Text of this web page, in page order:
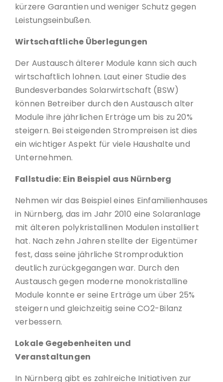
kürzere Garantien und weniger Schutz gegen
Leistungseinbußen.
Wirtschaftliche Überlegungen
Der Austausch älterer Module kann sich auch
wirtschaftlich lohnen. Laut einer Studie des
Bundesverbandes Solarwirtschaft (BSW)
können Betreiber durch den Austausch alter
Module ihre jährlichen Erträge um bis zu 20%
steigern. Bei steigenden Strompreisen ist dies
ein wichtiger Aspekt für viele Haushalte und
Unternehmen.
Fallstudie: Ein Beispiel aus Nürnberg
Nehmen wir das Beispiel eines Einfamilienhauses
in Nürnberg, das im Jahr 2010 eine Solaranlage
mit älteren polykristallinen Modulen installiert
hat. Nach zehn Jahren stellte der Eigentümer
fest, dass seine jährliche Stromproduktion
deutlich zurückgegangen war. Durch den
Austausch gegen moderne monokristalline
Module konnte er seine Erträge um über 25%
steigern und gleichzeitig seine CO2-Bilanz
verbessern.
Lokale Gegebenheiten und
Veranstaltungen
In Nürnberg gibt es zahlreiche Initiativen zur